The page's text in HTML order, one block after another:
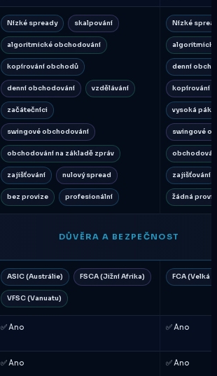
Nízké spready skalpování
algoritmické obchodování
kopírování obchodů
denní obchodování vzdělávání
začátečníci
swingové obchodování
obchodování na základě zpráv
zajišťování nulový spread
bez provize profesionální
Nízké
denní
kopírování
vysoká páka
swingové
zajišťování
žádná
DŮVĚRA A BEZPEČNOST
ASIC (Austrálie) FSCA (Jižní Afrika)
VFSC (Vanuatu)
FCA (Velká
✅ Ano ✅ Ano
✅ Ano ✅ Ano